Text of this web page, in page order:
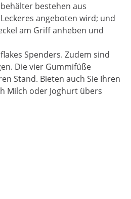
bestehen aus
angeboten wird; und
am Griff anheben und
Spenders. Zudem sind
Die vier Gummifüße
Stand. Bieten auch Sie Ihren
Milch oder Joghurt übers